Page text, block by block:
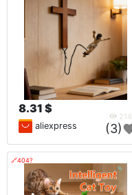
8.31 $
214
aliexpress (3)
🔗404?